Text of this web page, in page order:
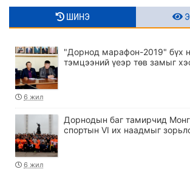
ШИНЭ
"Дорнод марафон-2019" бүх
тэмцээний үеэр төв замыг
6 жил
Дорнодын баг тамирчид
спортын VI их наадмыг
6 жил